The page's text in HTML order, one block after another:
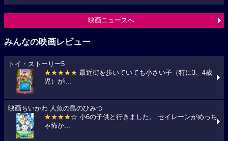
映画ニュースへ
みんなの映画レビュー
トイ・ストーリー5
★★★★★ 最近街を歩いていても小さい子（特に3、4歳
児）がi...
映画ちいかわ 人魚の島のひみつ
★★★★☆ 小6の子供と行きました。 セイレーンがめっち
ゃ怖か...